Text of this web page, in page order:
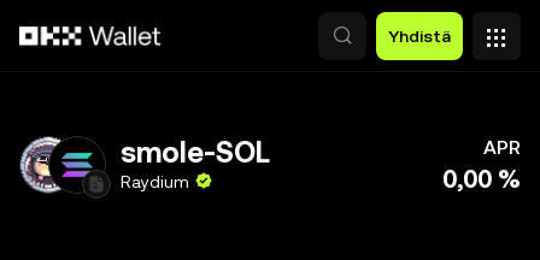
Yhdistä
smole-SOL
Raydium
APR
0,00 %